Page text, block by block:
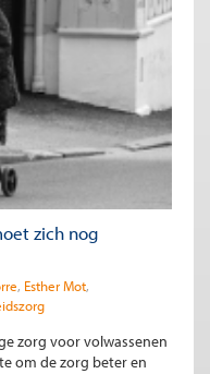
zich nog
Esther Mot
zorg voor volwassenen
om de zorg beter en